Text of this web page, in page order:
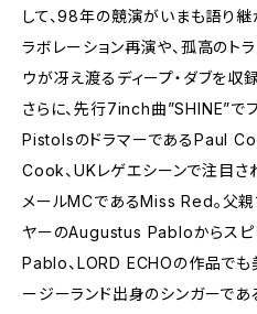
して、98年の競演がいまも語り
ラボレーション再演や、孤高のト
ウが冴え渡るディープ・ダブを収録
さらに、先行7inch曲”SHINE”で
PistolsのドラマーであるPaul
Cook、UKレゲエシーンで注目さ
メールMCであるMiss Red。父
ヤーのAugustus Pabloからスピ
Pablo、LORD ECHOの作品でも
ージーランド出身のシンガーで